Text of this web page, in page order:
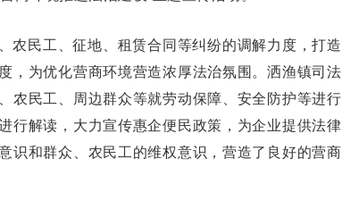
农民工、征地、租赁合同等纠纷的调解力度，打造
，为优化营商环境营造浓厚法治氛围。洒渔镇司法
农民工、周边群众等就劳动保障、安全防护等进行
行解读，大力宣传惠企便民政策，为企业提供法律
识和群众、农民工的维权意识，营造了良好的营商